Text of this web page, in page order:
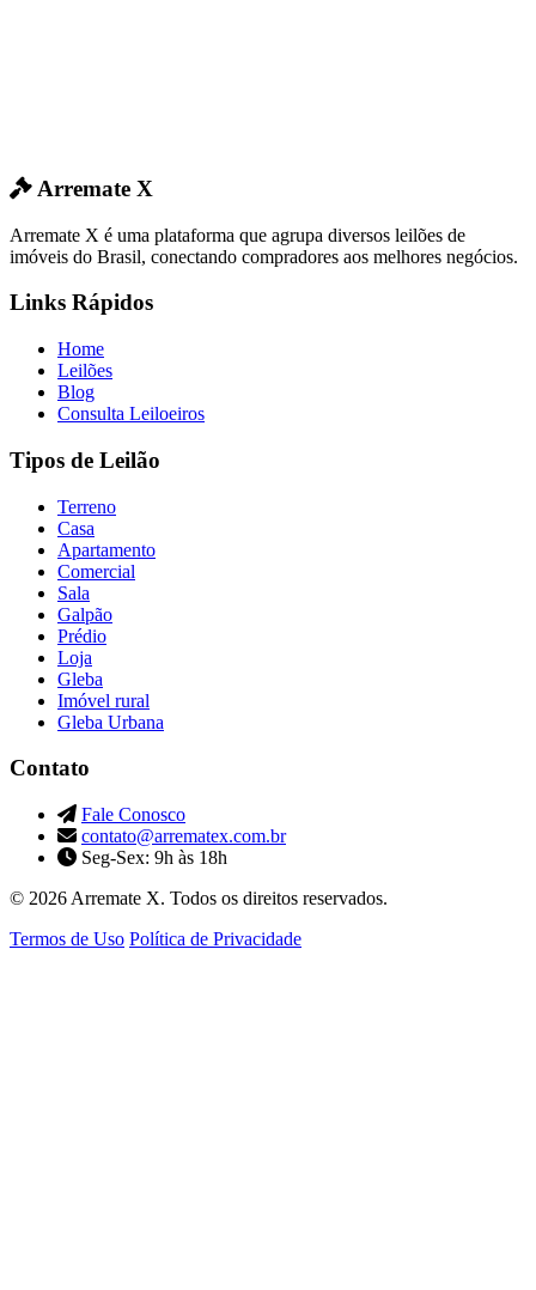
Arremate X
Arremate X é uma plataforma que agrupa diversos leilões de
imóveis do Brasil, conectando compradores aos melhores negócios.
Links Rápidos
Home
Leilões
Blog
Consulta Leiloeiros
Tipos de Leilão
Terreno
Casa
Apartamento
Comercial
Sala
Galpão
Prédio
Loja
Gleba
Imóvel rural
Gleba Urbana
Contato
Fale Conosco
contato@arrematex.com.br
Seg-Sex: 9h às 18h
© 2026 Arremate X. Todos os direitos reservados.
Termos de Uso Política de Privacidade